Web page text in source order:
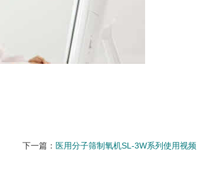
下一篇： 医用分子筛制氧机SL-3W系列使用视频